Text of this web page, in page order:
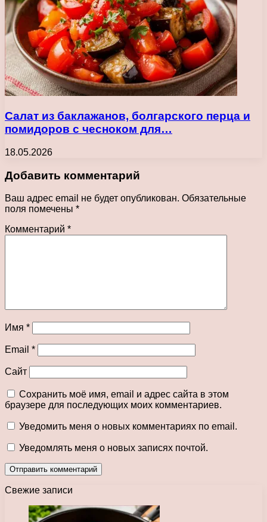
Салат из баклажанов, болгарского перца и
помидоров с чесноком для…
18.05.2026
Добавить комментарий
Ваш адрес email не будет опубликован. Обязательные
поля помечены *
Комментарий *
Имя *
Email *
Сайт
Сохранить моё имя, email и адрес сайта в этом
браузере для последующих моих комментариев.
Уведомить меня о новых комментариях по email.
Уведомлять меня о новых записях почтой.
Свежие записи